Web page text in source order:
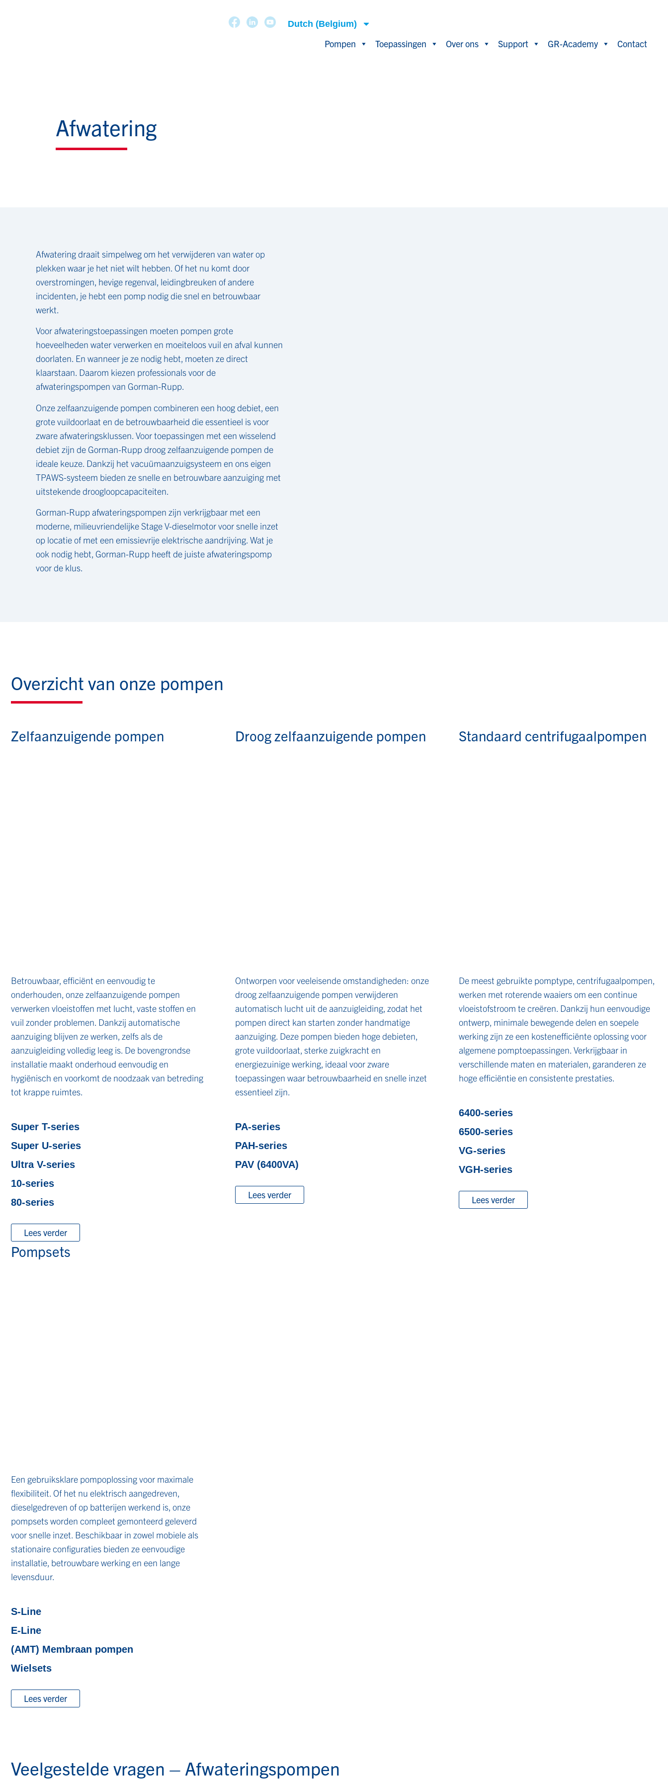
Dutch (Belgium)
Pompen Toepassingen Over ons Support GR-Academy Contact
Afwatering
Afwatering draait simpelweg om het verwijderen van water op
plekken waar je het niet wilt hebben. Of het nu komt door
overstromingen, hevige regenval, leidingbreuken of andere
incidenten, je hebt een pomp nodig die snel en betrouwbaar
werkt.
Voor afwateringstoepassingen moeten pompen grote
hoeveelheden water verwerken en moeiteloos vuil en afval kunnen
doorlaten. En wanneer je ze nodig hebt, moeten ze direct
klaarstaan. Daarom kiezen professionals voor de
afwateringspompen van Gorman-Rupp.
Onze zelfaanzuigende pompen combineren een hoog debiet, een
grote vuildoorlaat en de betrouwbaarheid die essentieel is voor
zware afwateringsklussen. Voor toepassingen met een wisselend
debiet zijn de Gorman-Rupp droog zelfaanzuigende pompen de
ideale keuze. Dankzij het vacuümaanzuigsysteem en ons eigen
TPAWS-systeem bieden ze snelle en betrouwbare aanzuiging met
uitstekende droogloopcapaciteiten.
Gorman-Rupp afwateringspompen zijn verkrijgbaar met een
moderne, milieuvriendelijke Stage V-dieselmotor voor snelle inzet
op locatie of met een emissievrije elektrische aandrijving. Wat je
ook nodig hebt, Gorman-Rupp heeft de juiste afwateringspomp
voor de klus.
Overzicht van onze pompen
Zelfaanzuigende pompen
Betrouwbaar, efficiënt en eenvoudig te
onderhouden, onze zelfaanzuigende pompen
verwerken vloeistoffen met lucht, vaste stoffen en
vuil zonder problemen. Dankzij automatische
aanzuiging blijven ze werken, zelfs als de
aanzuigleiding volledig leeg is. De bovengrondse
installatie maakt onderhoud eenvoudig en
hygiënisch en voorkomt de noodzaak van betreding
tot krappe ruimtes.
Super T-series
Super U-series
Ultra V-series
10-series
80-series
Lees verder
Droog zelfaanzuigende pompen
Ontworpen voor veeleisende omstandigheden: onze
droog zelfaanzuigende pompen verwijderen
automatisch lucht uit de aanzuigleiding, zodat het
pompen direct kan starten zonder handmatige
aanzuiging. Deze pompen bieden hoge debieten,
grote vuildoorlaat, sterke zuigkracht en
energiezuinige werking, ideaal voor zware
toepassingen waar betrouwbaarheid en snelle inzet
essentieel zijn.
PA-series
PAH-series
PAV (6400VA)
Lees verder
Standaard centrifugaalpompen
De meest gebruikte pomptype, centrifugaalpompen,
werken met roterende waaiers om een continue
vloeistofstroom te creëren. Dankzij hun eenvoudige
ontwerp, minimale bewegende delen en soepele
werking zijn ze een kostenefficiënte oplossing voor
algemene pomptoepassingen. Verkrijgbaar in
verschillende maten en materialen, garanderen ze
hoge efficiëntie en consistente prestaties.
6400-series
6500-series
VG-series
VGH-series
Lees verder
Pompsets​
Een gebruiksklare pompoplossing voor maximale
flexibiliteit. Of het nu elektrisch aangedreven,
dieselgedreven of op batterijen werkend is, onze
pompsets worden compleet gemonteerd geleverd
voor snelle inzet. Beschikbaar in zowel mobiele als
stationaire configuraties bieden ze eenvoudige
installatie, betrouwbare werking en een lange
levensduur.
S-Line
E-Line
(AMT) Membraan pompen
Wielsets
Lees verder
Veelgestelde vragen – Afwateringspompen